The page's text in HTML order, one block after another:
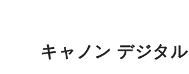
キャノン デジタ